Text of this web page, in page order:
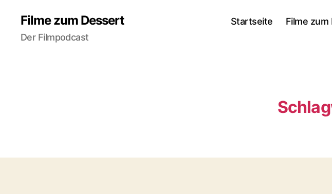
Filme zum Dessert
Der Filmpodcast
Startseite Filme